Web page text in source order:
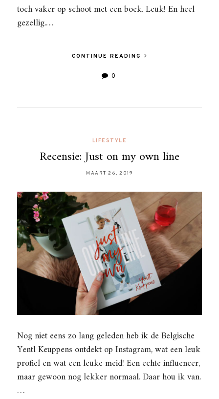
toch vaker op schoot met een boek. Leuk! En heel
gezellig.…
CONTINUE READING
0
LIFESTYLE
Recensie: Just on my own line
MAART 26, 2019
Nog niet eens zo lang geleden heb ik de Belgische
Yentl Keuppens ontdekt op Instagram, wat een leuk
profiel en wat een leuke meid! Een echte influencer,
maar gewoon nog lekker normaal. Daar hou ik van.
…